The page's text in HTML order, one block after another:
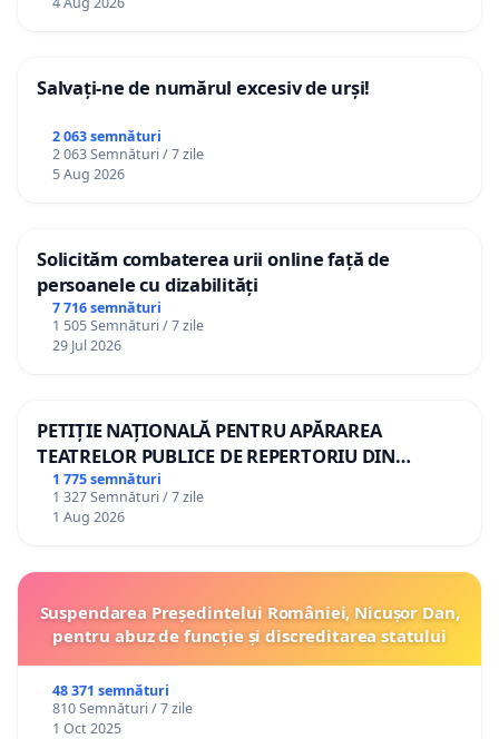
Salvați-ne de numărul excesiv de urși!
2 063 semnături
2 063 Semnături / 7 zile
5 Aug 2026
Solicităm combaterea urii online față de
persoanele cu dizabilități
7 716 semnături
1 505 Semnături / 7 zile
29 Jul 2026
PETIȚIE NAȚIONALĂ PENTRU APĂRAREA
TEATRELOR PUBLICE DE REPERTORIU DIN
ROMÂNIA
1 775 semnături
1 327 Semnături / 7 zile
1 Aug 2026
Suspendarea Președintelui României, Nicușor Dan,
pentru abuz de funcție și discreditarea statului
48 371 semnături
810 Semnături / 7 zile
1 Oct 2025